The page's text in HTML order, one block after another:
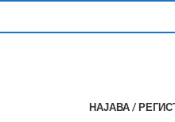
НАЈАВА /